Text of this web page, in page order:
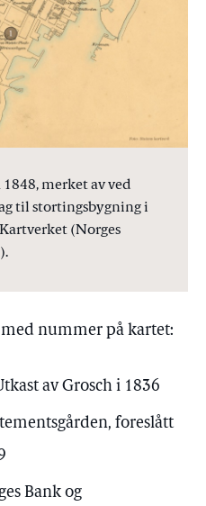
merket av ved
til stortingsbygning i
(Norges
nummer på kartet:
av Grosch i 1836
foreslått
Bank og